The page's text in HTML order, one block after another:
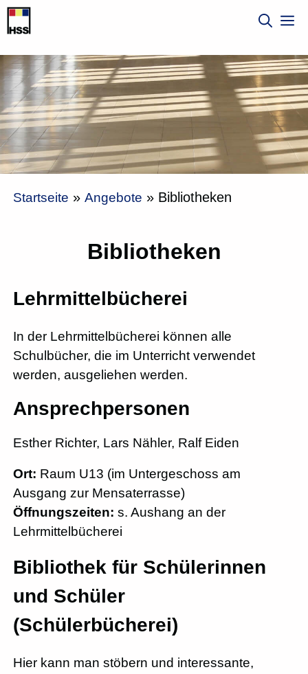
Zum
Inhalt
Startseite »Angebote » Bibliotheken
Bibliotheken
Lehrmittelbücherei
In der Lehrmittelbücherei können alle
Schulbücher, die im Unterricht verwendet
werden, ausgeliehen werden.
Ansprechpersonen
Esther Richter, Lars Nähler, Ralf Eiden
Ort: Raum U13 (im Untergeschoss am
Ausgang zur Mensaterrasse)
Öffnungszeiten: s. Aushang an der
Lehrmittelbücherei
Bibliothek für Schülerinnen
und Schüler
(Schülerbücherei)
Hier kann man stöbern und interessante,